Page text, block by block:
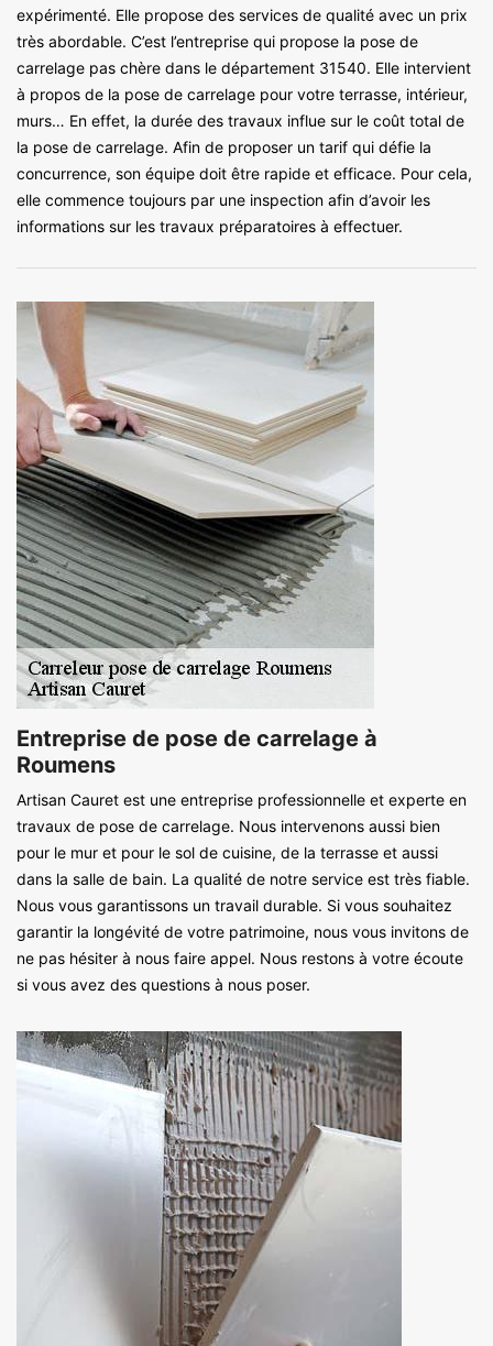
expérimenté. Elle propose des services de qualité avec un prix
très abordable. C’est l’entreprise qui propose la pose de
carrelage pas chère dans le département 31540. Elle intervient
à propos de la pose de carrelage pour votre terrasse, intérieur,
murs… En effet, la durée des travaux influe sur le coût total de
la pose de carrelage. Afin de proposer un tarif qui défie la
concurrence, son équipe doit être rapide et efficace. Pour cela,
elle commence toujours par une inspection afin d’avoir les
informations sur les travaux préparatoires à effectuer.
Entreprise de pose de carrelage à
Roumens
Artisan Cauret est une entreprise professionnelle et experte en
travaux de pose de carrelage. Nous intervenons aussi bien
pour le mur et pour le sol de cuisine, de la terrasse et aussi
dans la salle de bain. La qualité de notre service est très fiable.
Nous vous garantissons un travail durable. Si vous souhaitez
garantir la longévité de votre patrimoine, nous vous invitons de
ne pas hésiter à nous faire appel. Nous restons à votre écoute
si vous avez des questions à nous poser.